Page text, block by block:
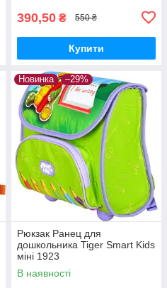
390,50 ₴ 550 ₴
Купити
Новинка –29%
Рюкзак Ранец для
дошкольника Tiger Smart Kids
міні 1923
В наявності